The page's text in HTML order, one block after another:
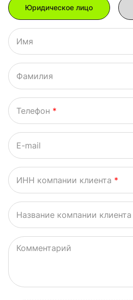
Имя
Фамилия
Телефон *
E-mail
ИНН компании клиента *
Название компании клиента
Комментарий